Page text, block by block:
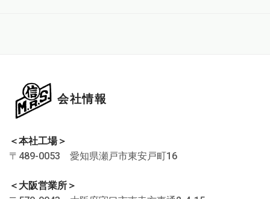
会社情報
＜本社工場＞
〒489-0053 愛知県瀬戸市東安戸町16
＜大阪営業所＞